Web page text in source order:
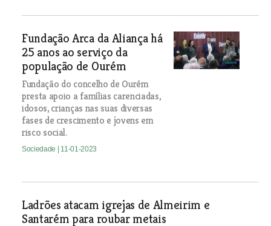
Fundação Arca da Aliança há
25 anos ao serviço da
população de Ourém
Fundação do concelho de Ourém
presta apoio a famílias carenciadas,
idosos, crianças nas suas diversas
fases de crescimento e jovens em
risco social.
Sociedade | 11-01-2023
Ladrões atacam igrejas de Almeirim e
Santarém para roubar metais